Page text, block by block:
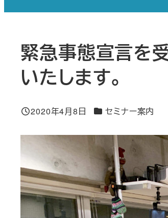
緊急事態宣言を
いたします。
投稿日
2020年4月8日 カテゴリー
セミナー案内